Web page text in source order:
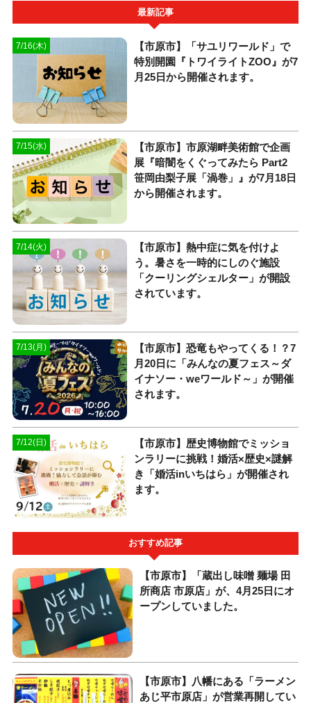
最新記事
7/16(木)
【市原市】「サユリワールド」で
特別開園『トワイライトZOO』が7
月25日から開催されます。
7/15(水)
【市原市】市原湖畔美術館で企画
展『暗闇をくぐってみたら Part2
笹岡由梨子展「渦巻」』が7月18日
から開催されます。
7/14(火)
【市原市】熱中症に気を付けよ
う。暑さを一時的にしのぐ施設
「クーリングシェルター」が開設
されています。
7/13(月)
【市原市】恐竜もやってくる！？7
月20日に「みんなの夏フェス～ダ
イナソー・weワールド～」が開催
されます。
7/12(日)
【市原市】歴史博物館でミッショ
ンラリーに挑戦！婚活×歴史×謎解
き「婚活inいちはら」が開催され
ます。
おすすめ記事
【市原市】「蔵出し味噌 麺場 田
所商店 市原店」が、4月25日にオ
ープンしていました。
【市原市】八幡にある「ラーメン
あじ平市原店」が営業再開してい